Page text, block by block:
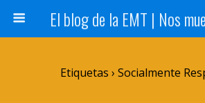
Etiquetas › Socialmente